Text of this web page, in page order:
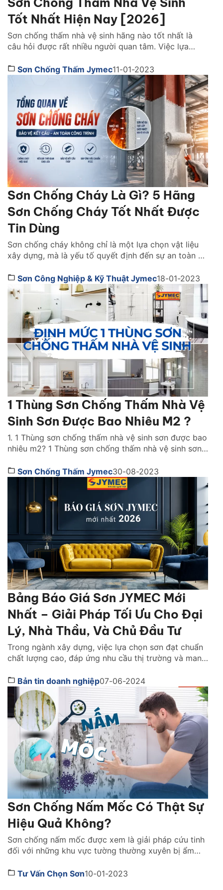
Tốt Nhất Hiện Nay [2026]
Sơn chống thấm nhà vệ sinh hãng nào tốt nhất là
câu hỏi được rất nhiều người quan tâm. Việc lựa
ngăn chặn tình trạng thấm nước, bong tróc gạch,
nấm mốc và xuống cấp công trình sau thời gian sử
dụng. Cùng chúng tôi đánh giá chi […]
Sơn Chống Thấm Jymec11-01-2023
Sơn Chống Cháy Là Gì? 5 Hãng
Sơn Chống Cháy Tốt Nhất Được
Tin Dùng
Sơn chống cháy không chỉ là một lựa chọn vật liệu
xây dựng, mà là yếu tố quyết định đến sự an toàn và
hỏa hoạn. Vậy lựa sơn chống cháy hãng nào tốt?
Cách chọn như thế nào. Cùng tìm hiểu ngay […]
Sơn Công Nghiệp & Kỹ Thuật Jymec18-01-2023
1 Thùng Sơn Chống Thấm Nhà Vệ
Sinh Sơn Được Bao Nhiêu M2 ?
1. 1 Thùng sơn chống thấm nhà vệ sinh sơn được bao
nhiêu m2? 1 Thùng sơn chống thấm nhà vệ sinh sơn
người quan tâm. Đối vối mỗi loại sơn chống thấm
nhà vệ sinh có một định mức sử dụng khác nhau. […]
Sơn Chống Thấm Jymec30-08-2023
Bảng Báo Giá Sơn JYMEC Mới
Nhất – Giải Pháp Tối Ưu Cho Đại
Lý, Nhà Thầu, Và Chủ Đầu Tư
Trong ngành xây dựng, việc lựa chọn sơn đạt chuẩn
chất lượng cao, đáp ứng nhu cầu thị trường và mang
của đại lý phân phối, nhà thầu và chủ đầu tư. Công
ty cổ phần Sơn JYMEC, với danh tiếng về chất lượng
[…]
Bản tin doanh nghiệp07-06-2024
Sơn Chống Nấm Mốc Có Thật Sự
Hiệu Quả Không?
Sơn chống nấm mốc được xem là giải pháp cứu tinh
đối với những khu vực tường thường xuyên bị ẩm
gia đình tin dùng lựa chọn. Cùng Sơn JYMEC tìm
Tư Vấn Chọn Sơn10-01-2023